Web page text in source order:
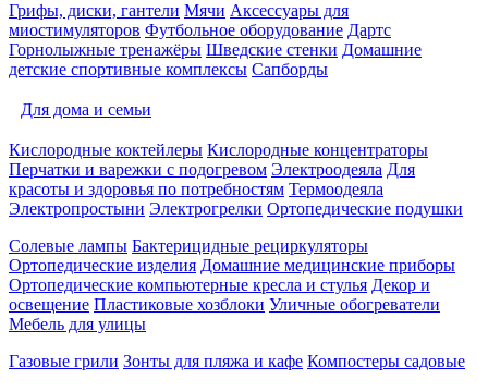
Грифы, диски, гантели Мячи Аксессуары для
миостимуляторов Футбольное оборудование Дартс
Горнолыжные тренажёры Шведские стенки Домашние
детские спортивные комплексы Сапборды
Для дома и семьи
Кислородные коктейлеры Кислородные концентраторы
Перчатки и варежки с подогревом Электроодеяла Для
красоты и здоровья по потребностям Термоодеяла
Электропростыни Электрогрелки Ортопедические подушки
Солевые лампы Бактерицидные рециркуляторы
Ортопедические изделия Домашние медицинские приборы
Ортопедические компьютерные кресла и стулья Декор и
освещение Пластиковые хозблоки Уличные обогреватели
Мебель для улицы
Газовые грили Зонты для пляжа и кафе Компостеры садовые